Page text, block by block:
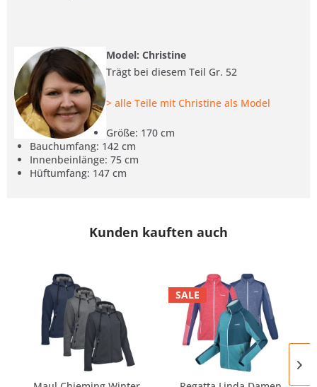
Model: Christine
Trägt bei diesem Teil Gr. 52
> alle Teile mit Christine als Model
Größe: 170 cm
Bauchumfang: 142 cm
Innenbeinlänge: 75 cm
Hüftumfang: 147 cm
Kunden kauften auch
SALE